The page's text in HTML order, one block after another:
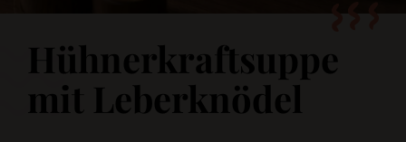
Hühnerkraftsuppe
mit Leberknödel